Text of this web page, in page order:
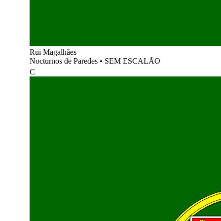
Rui Magalhães
Nocturnos de Paredes • SEM ESCALÃO
C